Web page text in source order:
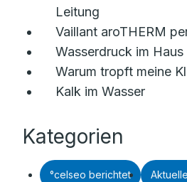
Leitung
Vaillant aroTHERM
Wasserdruck im Haus
Warum tropft meine
Kalk im Wasser
Kategorien
°celseo berichtet